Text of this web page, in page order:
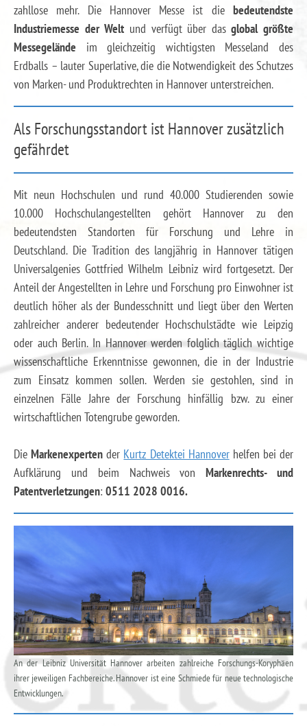
zahllose mehr. Die Hannover Messe ist die bedeutendste
Industriemesse der Welt und verfügt über dasglobal größte
Messegelände im gleichzeitig wichtigsten Messeland des
Erdballs – lauter Superlative, die die Notwendigkeit des Schutzes
von Marken- und Produktrechten in Hannover unterstreichen.
Als Forschungsstandort ist Hannover zusätzlich
gefährdet
Mit neun Hochschulen und rund 40.000 Studierenden sowie
10.000 Hochschulangestellten gehört Hannover zu den
bedeutendsten Standorten für Forschung und Lehre in
Deutschland. Die Tradition des langjährig in Hannover tätigen
Universalgenies Gottfried Wilhelm Leibniz wird fortgesetzt. Der
Anteil der Angestellten in Lehre und Forschung pro Einwohner ist
deutlich höher als der Bundesschnitt und liegt über den Werten
zahlreicher anderer bedeutender Hochschulstädte wie Leipzig
oder auch Berlin. In Hannover werden folglich täglich wichtige
wissenschaftliche Erkenntnisse gewonnen, die in der Industrie
zum Einsatz kommen sollen. Werden sie gestohlen, sind in
einzelnen Fälle Jahre der Forschung hinfällig bzw. zu einer
wirtschaftlichen Totengrube geworden.
DieMarkenexperten der Kurtz Detektei Hannoverhelfen bei der
Aufklärung und beim Nachweis vonMarkenrechts- und
Patentverletzungen: 0511 2028 0016.
An der Leibniz Universität Hannover arbeiten zahlreiche Forschungs-Koryphäen
ihrer jeweiligen Fachbereiche. Hannover ist eine Schmiede für neue technologische
Entwicklungen.